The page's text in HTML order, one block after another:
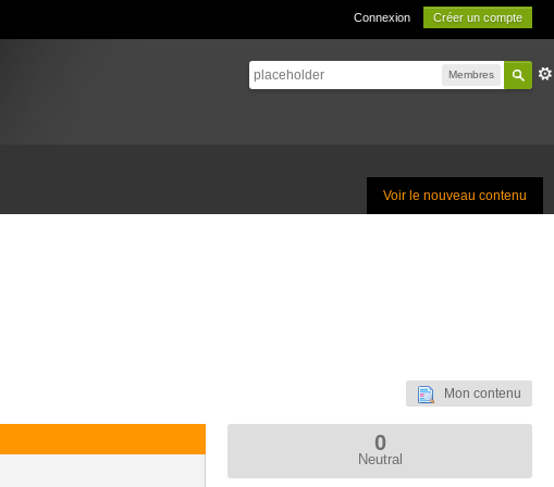
Connexion Créer un compte
Membres
Voir le nouveau contenu
Mon contenu
0
Neutral